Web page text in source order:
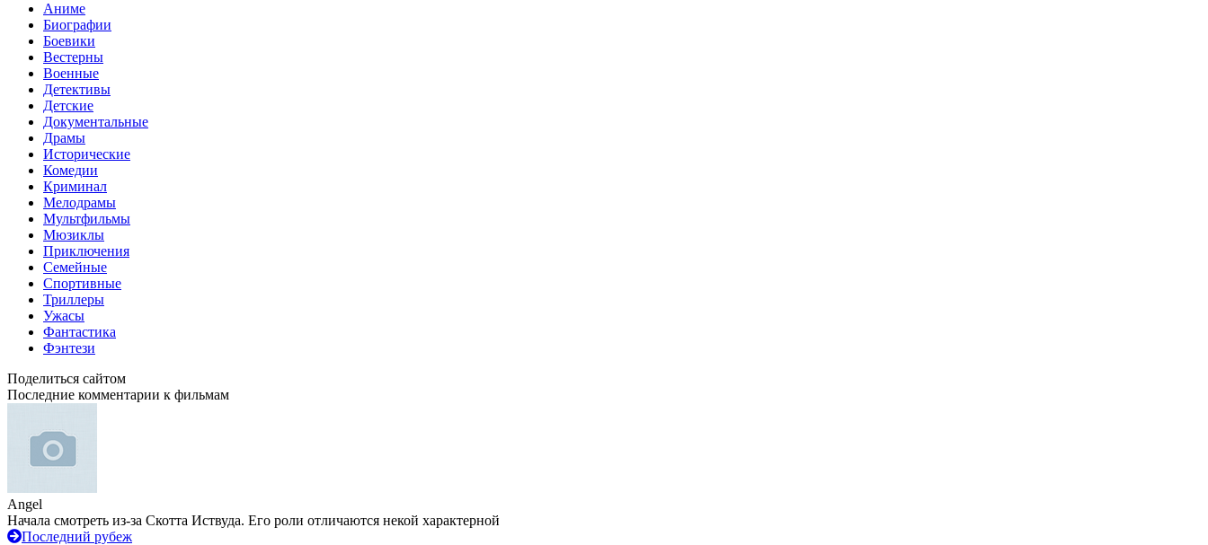
Аниме
Биографии
Боевики
Вестерны
Военные
Детективы
Детские
Документальные
Драмы
Исторические
Комедии
Криминал
Мелодрамы
Мультфильмы
Мюзиклы
Приключения
Семейные
Спортивные
Триллеры
Ужасы
Фантастика
Фэнтези
Поделиться сайтом
Последние комментарии к фильмам
Angel
Начала смотреть из-за Скотта Иствуда. Его роли отличаются некой характерной
Последний рубеж